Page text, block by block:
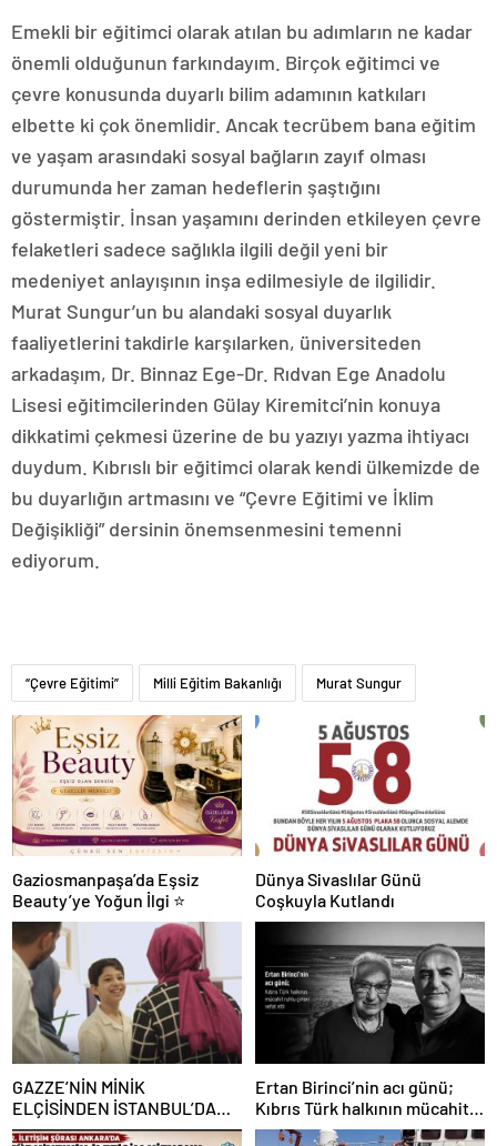
Emekli bir eğitimci olarak atılan bu adımların ne kadar
önemli olduğunun farkındayım. Birçok eğitimci ve
çevre konusunda duyarlı bilim adamının katkıları
elbette ki çok önemlidir. Ancak tecrübem bana eğitim
ve yaşam arasındaki sosyal bağların zayıf olması
durumunda her zaman hedeflerin şaştığını
göstermiştir. İnsan yaşamını derinden etkileyen çevre
felaketleri sadece sağlıkla ilgili değil yeni bir
medeniyet anlayışının inşa edilmesiyle de ilgilidir.
Murat Sungur’un bu alandaki sosyal duyarlık
faaliyetlerini takdirle karşılarken, üniversiteden
arkadaşım, Dr. Binnaz Ege-Dr. Rıdvan Ege Anadolu
Lisesi eğitimcilerinden Gülay Kiremitci’nin konuya
dikkatimi çekmesi üzerine de bu yazıyı yazma ihtiyacı
duydum. Kıbrıslı bir eğitimci olarak kendi ülkemizde de
bu duyarlığın artmasını ve “Çevre Eğitimi ve İklim
Değişikliği” dersinin önemsenmesini temenni
ediyorum.
“Çevre Eğitimi” Milli Eğitim Bakanlığı Murat Sungur
Gaziosmanpaşa’da Eşsiz
Beauty’ye Yoğun İlgi ⭐
Dünya Sivaslılar Günü
Coşkuyla Kutlandı
GAZZE’NİN MİNİK
ELÇİSİNDEN İSTANBUL’DA
DUYGUSAL MESAJ: “BURASI
Ertan Birinci’nin acı günü;
Kıbrıs Türk halkının mücahit
ruhlu çınarı vefat etti